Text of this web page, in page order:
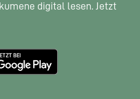
digital lesen. Jetzt